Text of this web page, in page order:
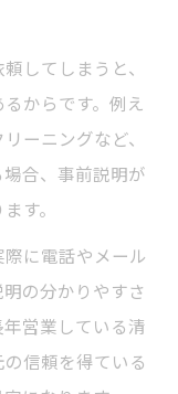
してしまうと、
からです。例え
ーニングなど、
合、事前説明が
す。
に電話やメール
の分かりやすさ
営業している清
信頼を得ている